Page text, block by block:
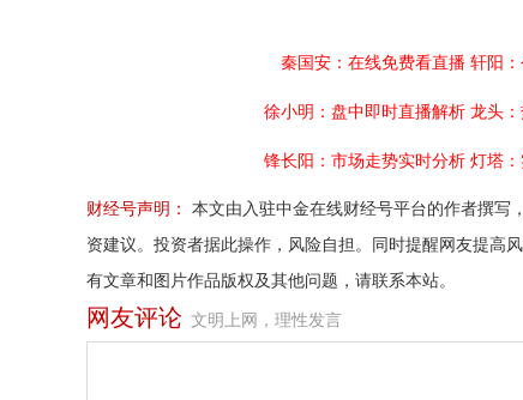
秦国安：在线免费看直播 轩阳
徐小明：盘中即时直播解析 龙头
锋长阳：市场走势实时分析 灯塔
财经号声明：
本文由入驻中金在线财经号平台的作者撰写
资建议。投资者据此操作，风险自担。同时提醒网友提高
有文章和图片作品版权及其他问题，请联系本站。
网友评论 文明上网，理性发言